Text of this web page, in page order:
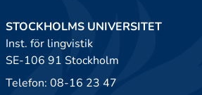
STOCKHOLMS UNIVERSITET
Inst. för lingvistik
SE-106 91 Stockholm
Telefon: 08-16 23 47